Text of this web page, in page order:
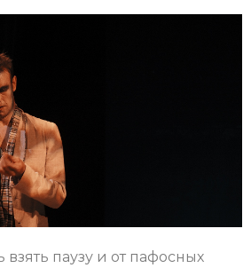
взять паузу и от пафосных